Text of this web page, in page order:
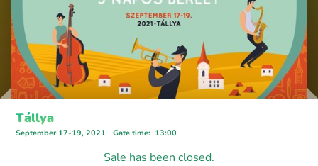
Tállya
September 17-19, 2021 Gate time: 13:00
Sale has been closed.